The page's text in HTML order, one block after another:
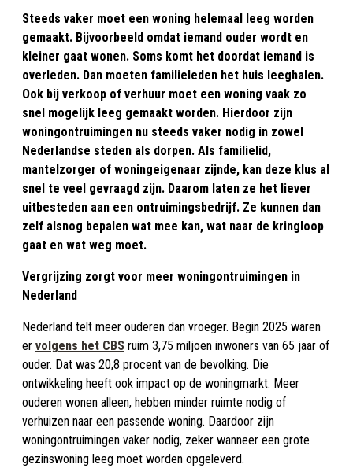
Steeds vaker moet een woning helemaal leeg worden
gemaakt. Bijvoorbeeld omdat iemand ouder wordt en
kleiner gaat wonen. Soms komt het doordat iemand is
overleden. Dan moeten familieleden het huis leeghalen.
Ook bij verkoop of verhuur moet een woning vaak zo
snel mogelijk leeg gemaakt worden. Hierdoor zijn
woningontruimingen nu steeds vaker nodig in zowel
Nederlandse steden als dorpen. Als familielid,
mantelzorger of woningeigenaar zijnde, kan deze klus al
snel te veel gevraagd zijn. Daarom laten ze het liever
uitbesteden aan een ontruimingsbedrijf. Ze kunnen dan
zelf alsnog bepalen wat mee kan, wat naar de kringloop
gaat en wat weg moet.
Vergrijzing zorgt voor meer woningontruimingen in
Nederland
Nederland telt meer ouderen dan vroeger. Begin 2025 waren
er volgens het CBS ruim 3,75 miljoen inwoners van 65 jaar of
ouder. Dat was 20,8 procent van de bevolking. Die
ontwikkeling heeft ook impact op de woningmarkt. Meer
ouderen wonen alleen, hebben minder ruimte nodig of
verhuizen naar een passende woning. Daardoor zijn
woningontruimingen vaker nodig, zeker wanneer een grote
gezinswoning leeg moet worden opgeleverd.